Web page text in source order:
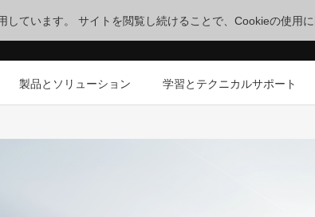
しています。 サイトを閲覧し続けることで、Cookieの使用
製品とソリューション 学習とテクニカルサポート